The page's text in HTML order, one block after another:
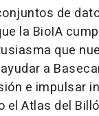
de
la BioIA
que
a
e impulsar
el Atlas del